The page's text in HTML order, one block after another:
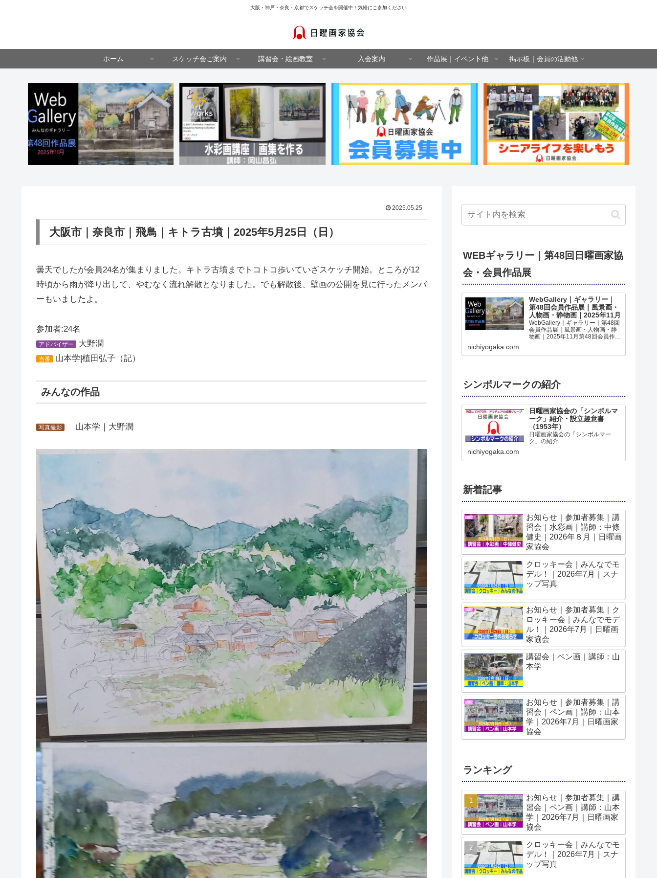
大阪・神戸・奈良・京都でスケッチ会を開催中！気軽にご参加ください
ホーム スケッチ会ご案内 講習会・絵画教室 入会案内 作品展｜イベント他 掲示板｜会員の活動他
2025.05.25
大阪市｜奈良市｜飛鳥｜キトラ古墳｜2025年5月25日（日）
曇天でしたが会員24名が集まりました。キトラ古墳までトコトコ歩いていざスケッチ開始。ところが12
時頃から雨が降り出して、やむなく流れ解散となりました。でも解散後、壁画の公開を見に行ったメンバ
ーもいましたよ。
参加者:24名
アドバイザー 大野潤
当番 山本学|植田弘子（記）
みんなの作品
写真撮影 山本学｜大野潤
WEBギャラリー｜第48回日曜画家協
会・会員作品展
WebGallery｜ギャラリー｜
第48回会員作品展｜風景画・
人物画・静物画｜2025年11月
WebGallery｜ギャラリー｜第48回
会員作品展｜風景画・人物画・静
物画｜2025年11月第48回会員作品
WEBギャラリーでご覧いただけま
nichiyogaka.com
シンボルマークの紹介
日曜画家協会の「シンボルマ
ーク」紹介・設立趣意書
（1953年）
日曜画家協会の「シンボルマー
ク」の紹介
nichiyogaka.com
新着記事
お知らせ｜参加者募集｜講
習会｜水彩画｜講師：中條
健史｜2026年８月｜日曜画
家協会
クロッキー会｜みんなでモ
デル！｜2026年7月｜スナ
ップ写真
お知らせ｜参加者募集｜ク
ロッキー会｜みんなでモデ
ル！｜2026年7月｜日曜画
家協会
講習会｜ペン画｜講師：山
本学
お知らせ｜参加者募集｜講
習会｜ペン画｜講師：山本
学｜2026年7月｜日曜画家
協会
ランキング
お知らせ｜参加者募集｜講
習会｜ペン画｜講師：山本
学｜2026年7月｜日曜画家
協会
クロッキー会｜みんなでモ
デル！｜2026年7月｜スナ
ップ写真